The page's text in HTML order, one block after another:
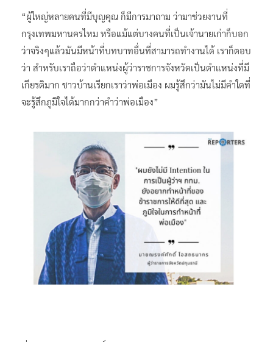
“ผู้ใหญ่หลายคนที่มีบุญคุณ ก็มีการมาถาม ว่ามาช่วยงานที่
กรุงเทพมหานครไหม หรือแม้แต่บางคนที่เป็นเจ้านายเก่าก็บอก
ว่าจริงๆแล้วมันมีหน้าที่บทบาทอื่นที่สามารถทำงานได้ เราก็ตอบ
ว่า สำหรับเราถือว่าตำแหน่งผู้ว่าราชการจังหวัดเป็นตำแหน่งที่มี
เกียรติมาก ชาวบ้านเรียกเราว่าพ่อเมือง ผมรู้สึกว่ามันไม่มีคำใดที่
จะรู้สึกภูมิใจได้มากกว่าคำว่าพ่อเมือง”